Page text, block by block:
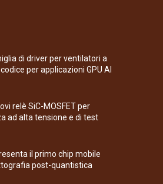
di driver per ventilatori a
per applicazioni GPU AI
relè SiC-MOSFET per
ad alta tensione e di test
il primo chip mobile
post-quantistica